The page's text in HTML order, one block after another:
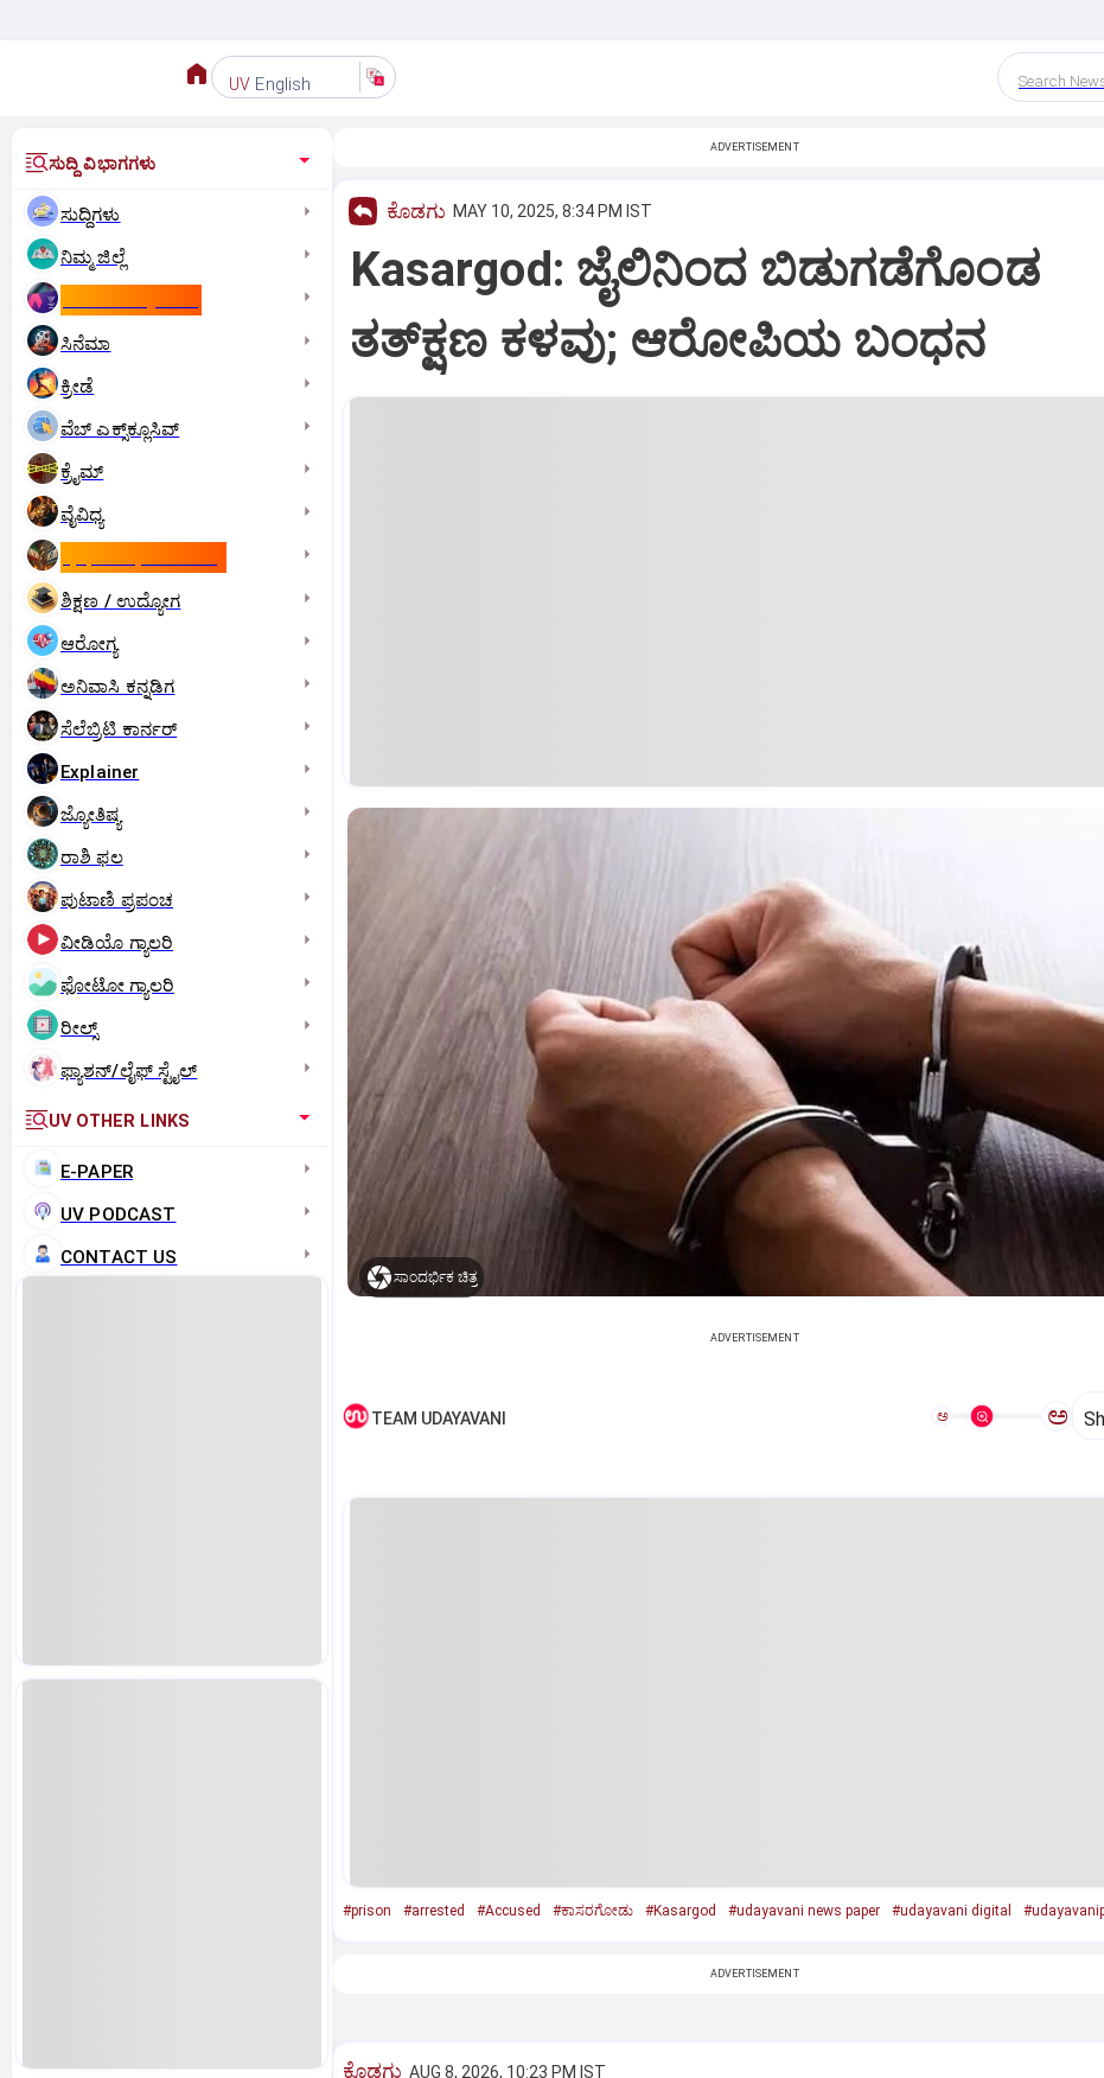
UV English Search
ಸುದ್ದಿ ವಿಭಾಗಗಳು
ಸುದ್ದಿಗಳು
ನಿಮ್ಮ ಜಿಲ್ಲೆ
ಸಿನೆಮಾ
ಕ್ರೀಡೆ
ವೆಬ್ ಎಕ್ಸ್‌ಕ್ಲೂಸಿವ್
ಕ್ರೈಮ್
ವೈವಿಧ್ಯ
ಶಿಕ್ಷಣ / ಉದ್ಯೋಗ
ಆರೋಗ್ಯ
ಅನಿವಾಸಿ ಕನ್ನಡಿಗ
ಸೆಲೆಬ್ರಿಟಿ ಕಾರ್ನರ್‌
Explainer
ಜ್ಯೋತಿಷ್ಯ
ರಾಶಿ ಫಲ
ಪುಟಾಣಿ ಪ್ರಪಂಚ
ವೀಡಿಯೊ ಗ್ಯಾಲರಿ
ಫೋಟೋ ಗ್ಯಾಲರಿ
ರೀಲ್ಸ್
ಫ್ಯಾಶನ್/ಲೈಫ್‌ ಸ್ಟೈಲ್
UV OTHER LINKS
E-PAPER
UV PODCAST
CONTACT US
ADVERTISEMENT
ಕೊಡಗು MAY 10, 2025, 8:34 PM IST
Kasargod: ಜೈಲಿನಿಂದ ಬಿಡುಗಡೆಗೊಂಡ
ತತ್‌ಕ್ಷಣ ಕಳವು; ಆರೋಪಿಯ ಬಂಧನ
ಸಾಂದರ್ಭಿಕ ಚಿತ್ರ
ADVERTISEMENT
TEAM UDAYAVANI ಅ ಅ
#prison #arrested #Accused #ಕಾಸರಗೋಡು #Kasargod #udayavani news paper #udayavani digital
ADVERTISEMENT
ಕೊಡಗು AUG 8, 2026, 10:23 PM IST